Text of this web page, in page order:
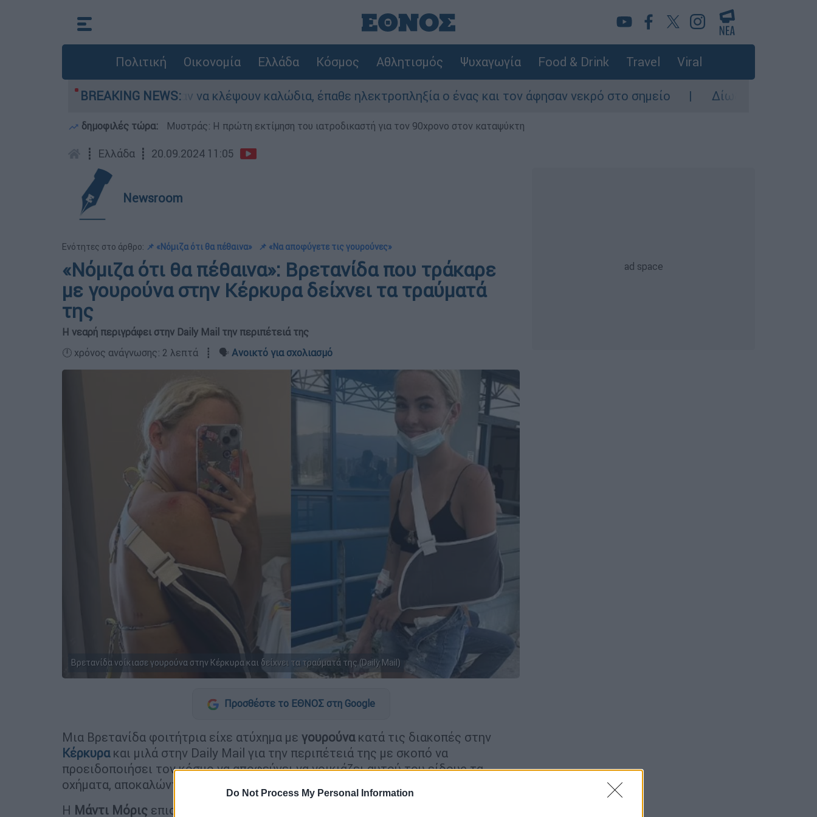
Do Not Process My Personal Information
Πολιτική Οικονομία Ελλάδα Κόσμος Αθλητισμός Ψυχαγωγία Food & Drink Travel Viral
BREAKING NEWS:
Άνω Λιόσια: Πήγαν να κλέψουν καλώδια, έπαθε ηλεκτροπληξία ο ένας και τον άφησαν νεκρό στο σημείο Δίωξη για ανθρωποκτονία από
δημοφιλές τώρα: Μυστράς: Η πρώτη εκτίμηση του ιατροδικαστή για τον 90χρονο στον καταψύκτη
┋ Ελλάδα ┋ 20.09.2024 11:05
Newsroom
Ενότητες στο άρθρο: 📌 «Νόμιζα ότι θα πέθαινα» 📌 «Να αποφύγετε τις γουρούνες»
«Νόμιζα ότι θα πέθαινα»: Βρετανίδα που τράκαρε
με γουρούνα στην Κέρκυρα δείχνει τα τραύματά
της
Η νεαρή περιγράφει στην Daily Mail την περιπέτειά της
🕛 χρόνος ανάγνωσης: 2 λεπτά ┋ 🗣️ Ανοικτό για σχολιασμό
Βρετανίδα νοίκιασε γουρούνα στην Κέρκυρα και δείχνει τα τραύματά της (Daily Mail)
Προσθέστε το ΕΘΝΟΣ στη Google
Μια Βρετανίδα φοιτήτρια είχε ατύχημα με γουρούνακατά τις διακοπές στην
Κέρκυρα και μιλά στην Daily Mail για την περιπέτειά της με σκοπό να
προειδοποιήσει τον κόσμο να αποφεύγει να νοικιάζει αυτού του είδους τα
οχήματα, αποκαλώντας τα «παγίδες θανάτου».
Η Μάντι Μόρις επισκεπτόταν την οικογένειά της στο νησί τον περασμένο μήνα,